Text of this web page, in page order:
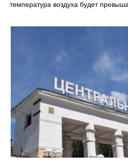
температура воздуха будет